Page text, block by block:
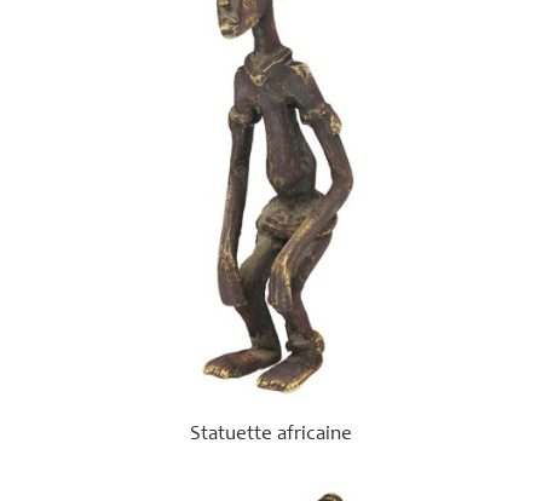
Statuette africaine